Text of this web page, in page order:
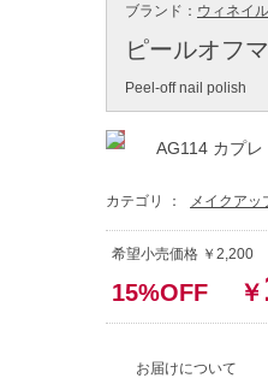
ブランド： ウィネイ
ピールオフ
Peel-off nail polish
AG114 カプレ
カテゴリ ： メイクアッ
希望小売価格 ￥2,200
15%OFF ￥
お届けについて